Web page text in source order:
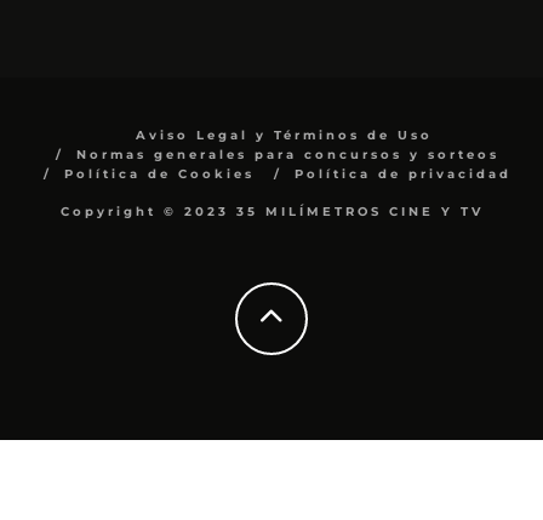
Aviso Legal y Términos de Uso
Normas generales para concursos y sorteos
Política de Cookies
Política de privacidad
Copyright © 2023 35 MILÍMETROS CINE Y TV